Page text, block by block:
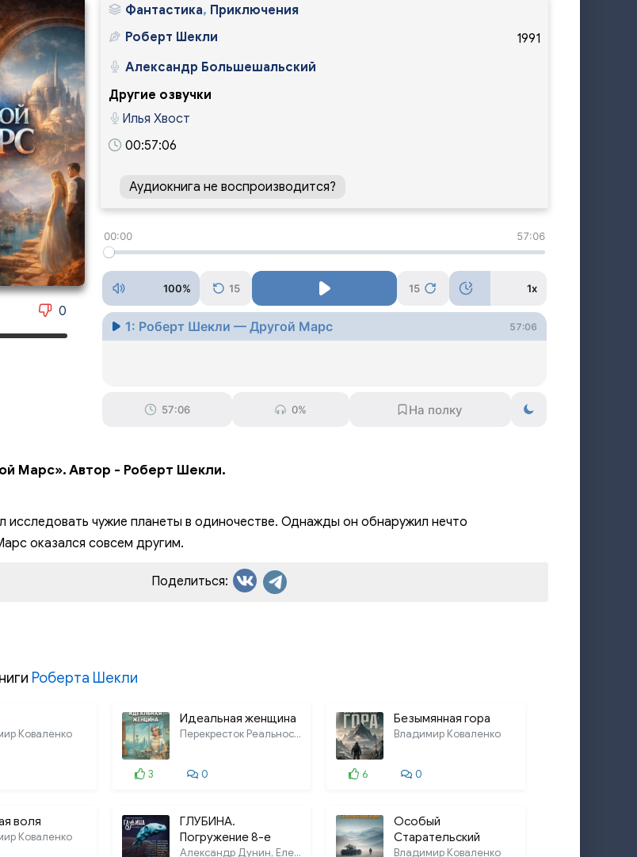
0
Фантастика, Приключения
1991
Роберт Шекли
Александр Большешальский
Другие озвучки
Илья Хвост
00:57:06
Аудиокнига не воспроизводится?
00:00 57:06
100% 15 15 1x
1: Роберт Шекли — Другой Марс 57:06
57:06 0%
Марс». Автор - Роберт Шекли.
исследовать чужие планеты в одиночестве. Однажды он обнаружил нечто
оказался совсем другим.
Поделиться:
Роберта Шекли
Коваленко
Идеальная женщина
Перекресток Реальностей
3 0
Безымянная гора
Владимир Коваленко
6 0
воля
Коваленко
ГЛУБИНА.
Погружение 8-е
Александр Дунин, Елена Федорив, Олег
Особый
Старательский
Владимир Коваленко